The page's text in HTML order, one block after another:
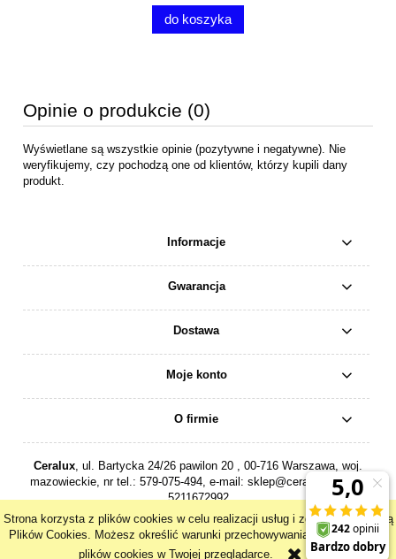
Strona korzysta z plików cookies w celu realizacji usług i zgodnie z Polityką
Plików Cookies. Możesz określić warunki przechowywania lub dostępu do
plików cookies w Twojej przeglądarce.
do koszyka
Opinie o produkcie (0)
Wyświetlane są wszystkie opinie (pozytywne i negatywne). Nie
weryfikujemy, czy pochodzą one od klientów, którzy kupili dany
produkt.
Informacje
Gwarancja
Dostawa
Moje konto
O firmie
Ceralux , ul. Bartycka 24/26 pawilon 20 , 00-716 Warszawa, woj.
mazowieckie, nr tel.: 579-075-494 , e-mail: sklep@ceralux.pl, NIP:
5211672992
pokaż pełną wersję strony